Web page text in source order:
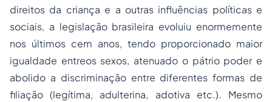
direitos da criança e a outras influências políticas e
sociais, a legislação brasileira evoluiu enormemente
nos últimos cem anos, tendo proporcionado maior
igualdade entreos sexos, atenuado o pátrio poder e
abolido a discriminação entre diferentes formas de
filiação (legítima, adulterina, adotiva etc.). Mesmo